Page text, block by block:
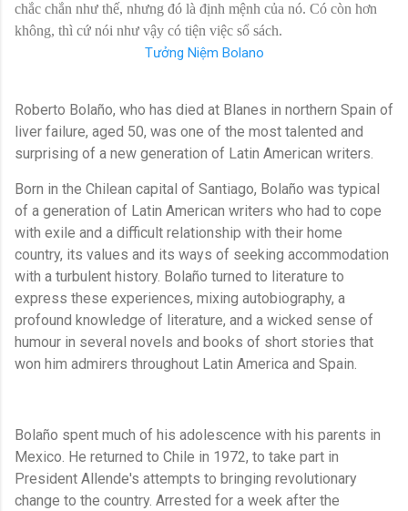
chắc chắn như thế, nhưng đó là định mệnh của nó. Có còn hơn
không, thì cứ nói như vậy có tiện việc sổ sách.
Tưởng Niệm Bolano
Roberto Bolaño, who has died at Blanes in northern Spain of
liver failure, aged 50, was one of the most talented and
surprising of a new generation of Latin American writers.
Born in the Chilean capital of Santiago, Bolaño was typical
of a generation of Latin American writers who had to cope
with exile and a difficult relationship with their home
country, its values and its ways of seeking accommodation
with a turbulent history. Bolaño turned to literature to
express these experiences, mixing autobiography, a
profound knowledge of literature, and a wicked sense of
humour in several novels and books of short stories that
won him admirers throughout Latin America and Spain.
Bolaño spent much of his adolescence with his parents in
Mexico. He returned to Chile in 1972, to take part in
President Allende's attempts to bringing revolutionary
change to the country. Arrested for a week after the